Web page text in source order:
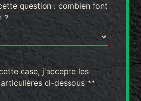
question : combien font
?
case, j'accepte les
ci-dessous **